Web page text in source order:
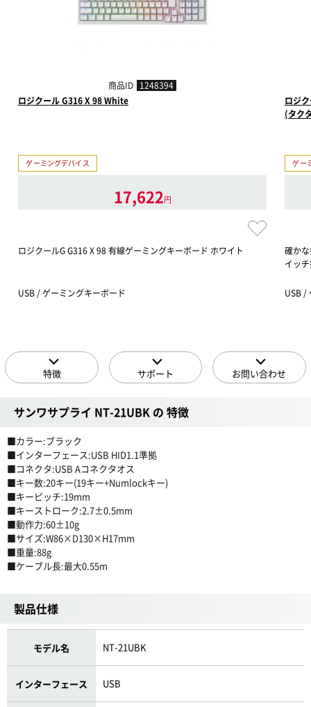
商品ID 1248394
ロジクール G316 X 98 White
ゲーミングデバイス
17,622円
ロジクールG G316 X 98 有線ゲーミングキーボード ホワイト
USB / ゲーミングキーボード
ロジ
(タク
ゲー
確か
イッ
USB /
特徴 サポート お問い合わせ
サンワサプライ NT-21UBK の 特徴
■カラー:ブラック
■インターフェース:USB HID1.1準拠
■コネクタ:USB Aコネクタオス
■キー数:20キー(19キー+Numlockキー)
■キーピッチ:19mm
■キーストローク:2.7±0.5mm
■動作力:60±10g
■サイズ:W86×D130×H17mm
■重量:88g
■ケーブル長:最大0.55m
製品仕様
モデル名 NT-21UBK
インターフェース USB